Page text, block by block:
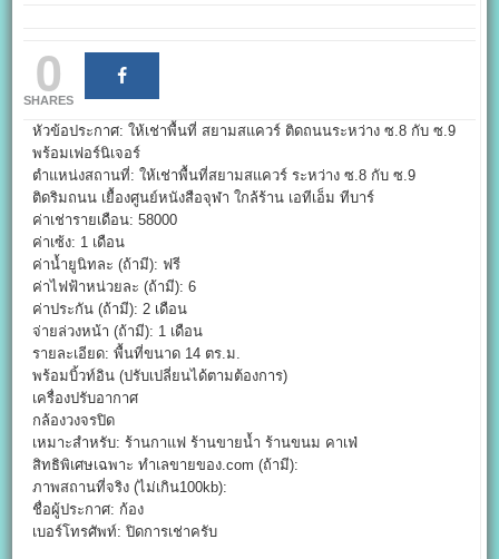
0
SHARES
หัวข้อประกาศ: ให้เช่าพื้นที่ สยามสแควร์ ติดถนนระหว่าง ซ.8 กับ ซ.9
พร้อมเฟอร์นิเจอร์
ตำแหน่งสถานที่: ให้เช่าพื้นที่สยามสแควร์ ระหว่าง ซ.8 กับ ซ.9
ติดริมถนน เยื้องศูนย์หนังสือจุฬา ใกล้ร้าน เอทีเอ็ม ทีบาร์
ค่าเช่ารายเดือน: 58000
ค่าเซ้ง: 1 เดือน
ค่าน้ำยูนิทละ (ถ้ามี): ฟรี
ค่าไฟฟ้าหน่วยละ (ถ้ามี): 6
ค่าประกัน (ถ้ามี): 2 เดือน
จ่ายล่วงหน้า (ถ้ามี): 1 เดือน
รายละเอียด: พื้นที่ขนาด 14 ตร.ม.
พร้อมบิ้วท์อิน (ปรับเปลี่ยนได้ตามต้องการ)
เครื่องปรับอากาศ
กล้องวงจรปิด
เหมาะสำหรับ: ร้านกาแฟ ร้านขายน้ำ ร้านขนม คาเฟ่
สิทธิพิเศษเฉพาะ ทำเลขายของ.com (ถ้ามี):
ภาพสถานที่จริง (ไม่เกิน100kb):
ชื่อผู้ประกาศ: ก้อง
เบอร์โทรศัพท์: ปิดการเช่าครับ